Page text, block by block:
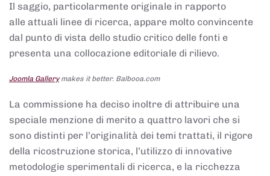
Il saggio, particolarmente originale in rapporto
alle attuali linee di ricerca, appare molto convincente
dal punto di vista dello studio critico delle fonti e
presenta una collocazione editoriale di rilievo.
Joomla Gallerymakes it better. Balbooa.com
La commissione ha deciso inoltre di attribuire una
speciale menzione di merito a quattro lavori che si
sono distinti per l’originalità dei temi trattati, il rigore
della ricostruzione storica, l’utilizzo di innovative
metodologie sperimentali di ricerca, e la ricchezza